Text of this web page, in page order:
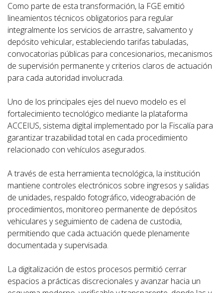
Como parte de esta transformación, la FGE emitió
lineamientos técnicos obligatorios para regular
integralmente los servicios de arrastre, salvamento y
depósito vehicular, estableciendo tarifas tabuladas,
convocatorias públicas para concesionarios, mecanismos
de supervisión permanente y criterios claros de actuación
para cada autoridad involucrada.
Uno de los principales ejes del nuevo modelo es el
fortalecimiento tecnológico mediante la plataforma
ACCEIUS, sistema digital implementado por la Fiscalía para
garantizar trazabilidad total en cada procedimiento
relacionado con vehículos asegurados.
A través de esta herramienta tecnológica, la institución
mantiene controles electrónicos sobre ingresos y salidas
de unidades, respaldo fotográfico, videograbación de
procedimientos, monitoreo permanente de depósitos
vehiculares y seguimiento de cadena de custodia,
permitiendo que cada actuación quede plenamente
documentada y supervisada.
La digitalización de estos procesos permitió cerrar
espacios a prácticas discrecionales y avanzar hacia un